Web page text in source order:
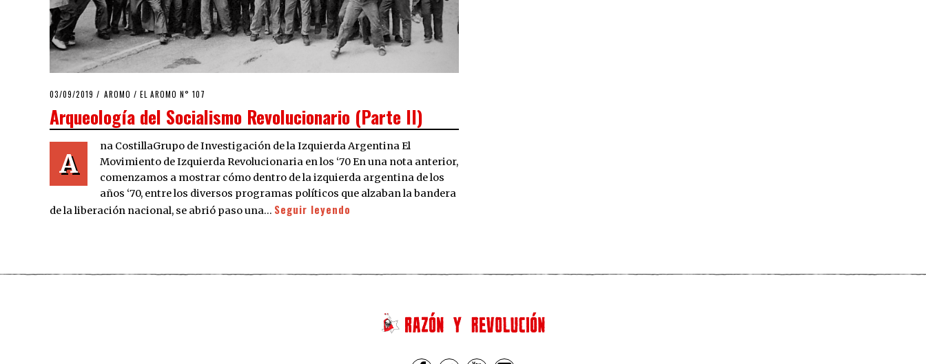
POSTED
03/09/2019 19/11/2019
AROMO / EL AROMO N° 107
Arqueología del Socialismo Revolucionario (Parte II)
A
na CostillaGrupo de Investigación de la Izquierda Argentina El
Movimiento de Izquierda Revolucionaria en los ‘70 En una nota anterior,
comenzamos a mostrar cómo dentro de la izquierda argentina de los
años ‘70, entre los diversos programas políticos que alzaban la bandera
de la liberación nacional, se abrió paso una… Seguir leyendo